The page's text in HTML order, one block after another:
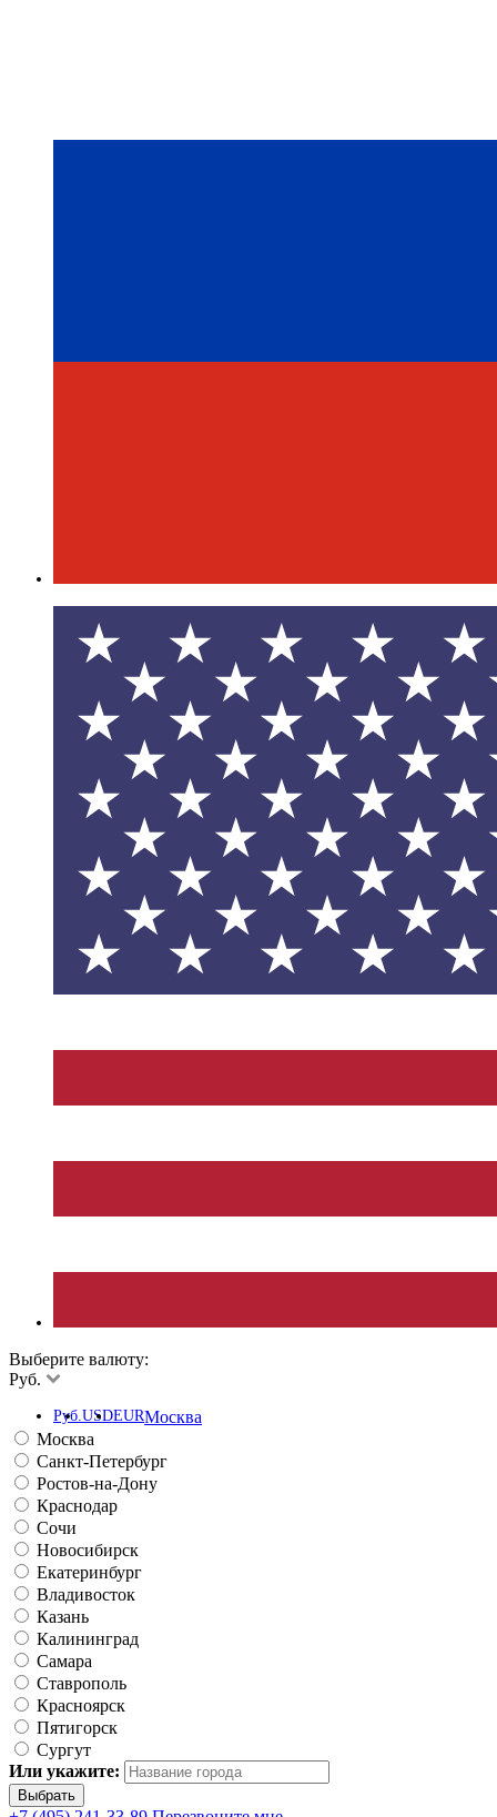
Выберите валюту:
Руб.
Руб.USDEURМосква
Москва
Санкт-Петербург
Ростов-на-Дону
Краснодар
Сочи
Новосибирск
Екатеринбург
Владивосток
Казань
Калининград
Самара
Ставрополь
Красноярск
Пятигорск
Сургут
Или укажите: